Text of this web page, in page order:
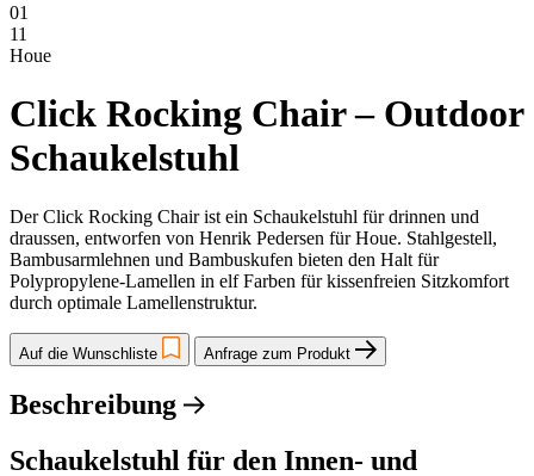
01
11
Houe
Click Rocking Chair – Outdoor
Schaukelstuhl
Der Click Rocking Chair ist ein Schaukelstuhl für drinnen und
draussen, entworfen von Henrik Pedersen für Houe. Stahlgestell,
Bambusarmlehnen und Bambuskufen bieten den Halt für
Polypropylene-Lamellen in elf Farben für kissenfreien Sitzkomfort
durch optimale Lamellenstruktur.
Auf die Wunschliste Anfrage zum Produkt
Beschreibung
Schaukelstuhl für den Innen- und